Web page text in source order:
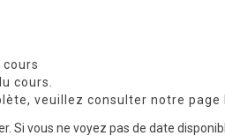
cours.
veuillez consulter notre page
vous ne voyez pas de date